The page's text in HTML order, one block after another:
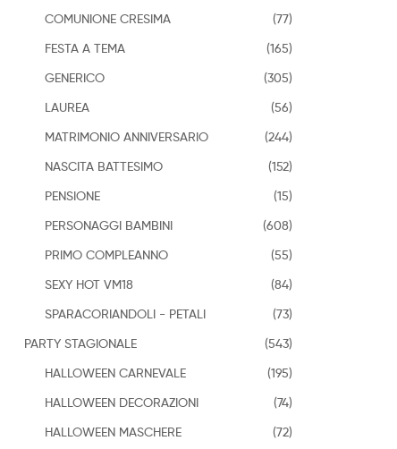
COMUNIONE CRESIMA
(77)
FESTA A TEMA
(165)
GENERICO
(305)
LAUREA
(56)
MATRIMONIO ANNIVERSARIO
(244)
NASCITA BATTESIMO
(152)
PENSIONE
(15)
PERSONAGGI BAMBINI
(608)
PRIMO COMPLEANNO
(55)
SEXY HOT VM18
(84)
SPARACORIANDOLI - PETALI
(73)
PARTY STAGIONALE
(543)
HALLOWEEN CARNEVALE
(195)
HALLOWEEN DECORAZIONI
(74)
HALLOWEEN MASCHERE
(72)